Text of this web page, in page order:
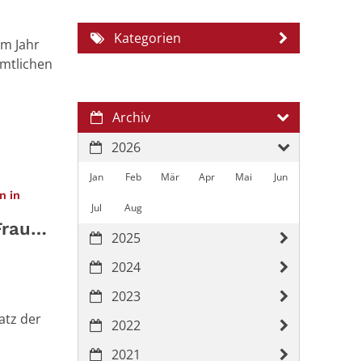
Jahr
in
der
Kategorien
Archiv
2026
Jan Feb Mär Apr Mai Jun
Jul Aug
2025
2024
2023
2022
2021